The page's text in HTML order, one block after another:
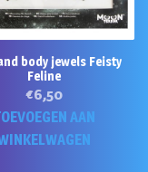
body jewels Feisty
Feline
€6,50
AAN